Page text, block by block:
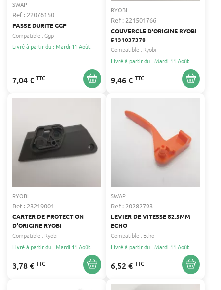
SWAP
Ref : 22076150
PASSE DURITE GGP
Compatible :Ggp
Livré à partir du : Mardi 11 Août
7,04 € TTC
RYOBI
Ref : 221501766
COUVERCLE D'ORIGINE RYOBI
5131037378
Compatible : Ryobi
Livré à partir du : Mardi 11 Août
9,46 € TTC
RYOBI
Ref : 23219001
CARTER DE PROTECTION
D'ORIGINE RYOBI
Compatible : Ryobi
Livré à partir du : Mardi 11 Août
3,78 € TTC
SWAP
Ref : 20282793
LEVIER DE VITESSE 82.5MM
ECHO
Compatible : Echo
Livré à partir du : Mardi 11 Août
6,52 € TTC